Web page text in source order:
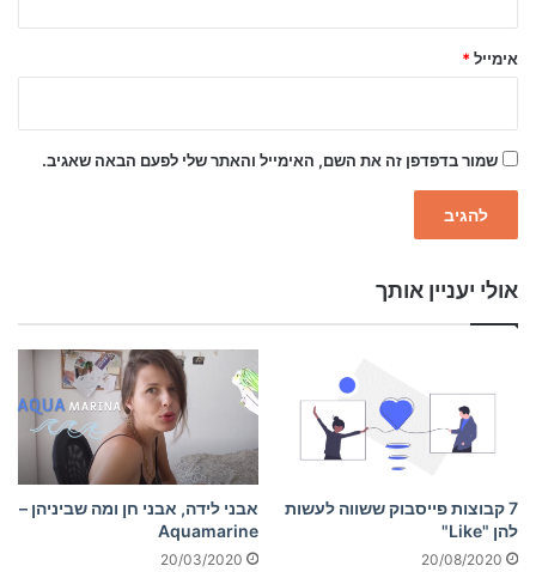
אימייל *
שמור בדפדפן זה את השם, האימייל והאתר שלי לפעם הבאה שאגיב.
אולי יעניין אותך
7 קבוצות פייסבוק ששווה לעשות
להן "Like"
20/08/2020
אבני לידה, אבני חן ומה שביניהן –
Aquamarine
20/03/2020